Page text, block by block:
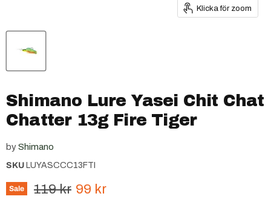
Klicka för zoom
Shimano Lure Yasei Chit Chat
Chatter 13g Fire Tiger
byShimano
SKU LUYASCCC13FTI
Sale Ursprungspris
119 kr Nuvarande pris
99 kr